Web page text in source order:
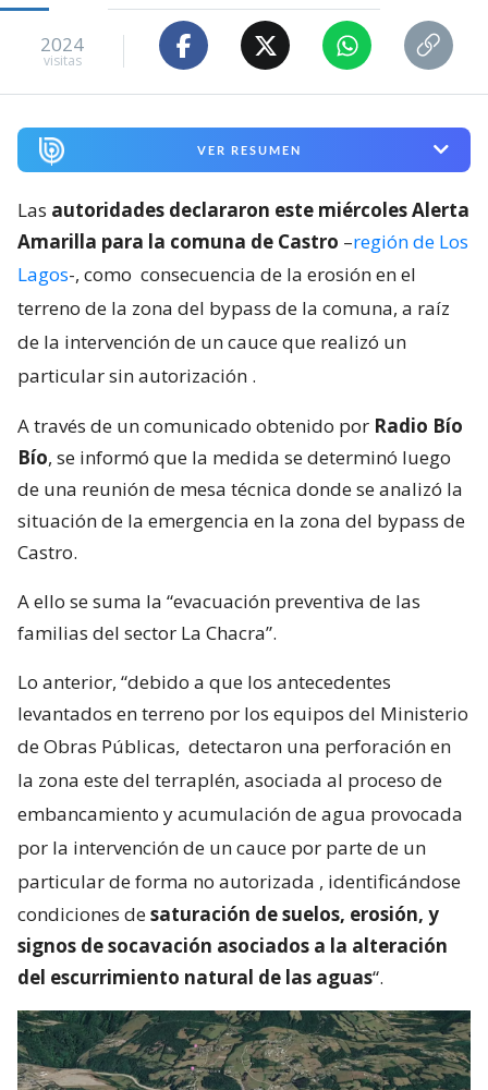
2024
visitas
VER RESUMEN
Las autoridades declararon este miércoles Alerta
Amarilla para la comuna de Castro –región de Los
Lagos-, como consecuencia de la erosión en el
terreno de la zona del bypass de la comuna, a raíz
de la intervención de un cauce que realizó un
particular sin autorización .
A través de un comunicado obtenido por Radio Bío
Bío, se informó que la medida se determinó luego
de una reunión de mesa técnica donde se analizó la
situación de la emergencia en la zona del bypass de
Castro.
A ello se suma la “evacuación preventiva de las
familias del sector La Chacra”.
Lo anterior, “debido a que los antecedentes
levantados en terreno por los equipos del Ministerio
de Obras Públicas, detectaron una perforación en
la zona este del terraplén, asociada al proceso de
embancamiento y acumulación de agua provocada
por la intervención de un cauce por parte de un
particular de forma no autorizada , identificándose
condiciones desaturación de suelos, erosión, y
signos de socavación asociados a la alteración
del escurrimiento natural de las aguas“.